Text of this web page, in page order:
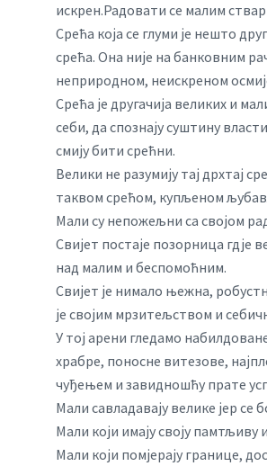
искрен.Радовати се малим
Срећа која се глуми је нешто
срећа. Она није на банковним
неприродном, неискреном
Срећа је другачија великих и
себи, да спознају суштину
смију бити срећни.
Велики не разумију тај дрхтај
таквом срећом, купљеном
Мали су непожељни са својом
Свијет постаје позорница гдје
над малим и беспомоћним.
Свијет је нимало њежна,
је својим мрзитељством и
У тој арени гледамо
храбре, поносне витезове,
чуђењем и завидношћу прате
Мали савладавају велике јер се
Мали који имају своју памтљиву
Мали који помјерају границе,